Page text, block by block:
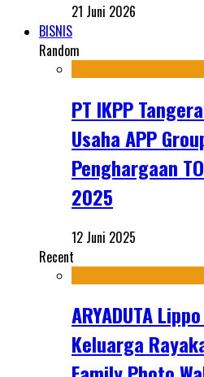
21 Juni 2026
BISNIS
Random
PT IKPP
Usaha APP
Penghargaan
2025
12 Juni 2025
Recent
ARYADUTA
Keluarga